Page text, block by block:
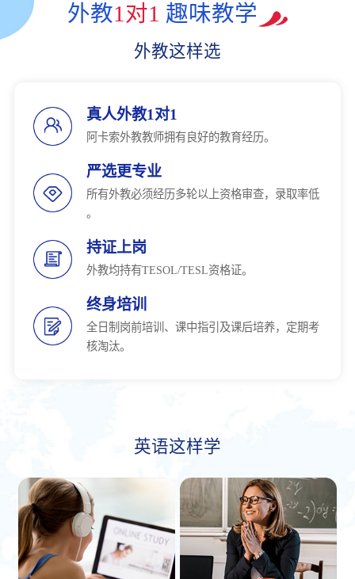
外教1对1 趣味教学
外教这样选
真人外教1对1
阿卡索外教教师拥有良好的教育经历。
严选更专业
所有外教必须经历多轮以上资格审查，录取率低
。
持证上岗
外教均持有TESOL/TESL资格证。
终身培训
全日制岗前培训、课中指引及课后培养，定期考
核淘汰。
英语这样学